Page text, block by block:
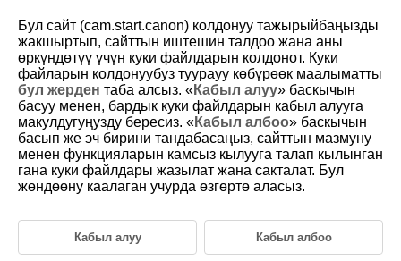
D388-209
Date/Time/Zone
When you turn on the power for the first time or if the date/time/zone
have been reset, follow these steps to set the time zone first.
By setting the time zone first, you can simply adjust this setting as
needed in the future and the date/time will be updated to match it.
time information, be sure to set your date/time.
Бул сайт (cam.start.canon) колдонуу тажырыйбаңызды
жакшыртып, сайттын иштешин талдоо жана аны
өркүндөтүү үчүн куки файлдарын колдонот. Куки
файларын колдонуубуз туурауу көбүрөөк маалыматты
бул жерден таба алсыз. «Кабыл алуу» баскычын
басуу менен, бардык куки файлдарын кабыл алууга
макулдугуңузду бересиз. «Кабыл албоо» баскычын
басып же эч бирини тандабасаңыз, сайттын мазмуну
менен функцияларын камсыз кылууга талап кылынган
гана куки файлдары жазылат жана сакталат. Бул
жөндөөну каалаган учурда өзгөртө аласыз.
Кабыл алуу Кабыл албоо